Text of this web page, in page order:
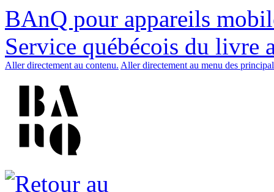
BAnQ pour appareils
Service québécois du livre
Aller directement au contenu. Aller directement au menu des